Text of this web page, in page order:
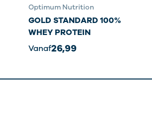
Optimum Nutrition
GOLD STANDARD 100%
WHEY PROTEIN
Vanaf26,99